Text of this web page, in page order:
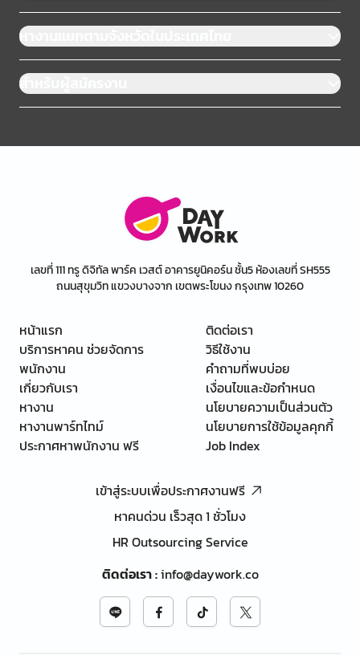
หางานแยกตามจังหวัดในประเทศไทย
สำหรับผู้สมัครงาน
เลขที่ 111 ทรู ดิจิทัล พาร์ค เวสต์ อาคารยูนิคอร์น ชั้น5 ห้องเลขที่ SH555
ถนนสุขุมวิท แขวงบางจาก เขตพระโขนง กรุงเทพ 10260
หน้าแรก
บริการหาคน ช่วยจัดการ
พนักงาน
เกี่ยวกับเรา
หางาน
หางานพาร์ทไทม์
ประกาศหาพนักงาน ฟรี
ติดต่อเรา
วิธีใช้งาน
คำถามที่พบบ่อย
เงื่อนไขและข้อกำหนด
นโยบายความเป็นส่วนตัว
นโยบายการใช้ข้อมูลคุกกี้
Job Index
เข้าสู่ระบบเพื่อประกาศงานฟรี
หาคนด่วน เร็วสุด 1 ชั่วโมง
HR Outsourcing Service
ติดต่อเรา:info@daywork.co